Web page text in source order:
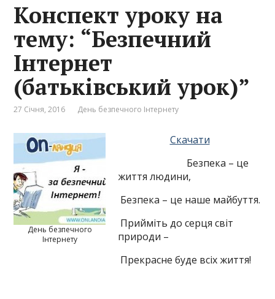
Конспект уроку на
тему: “Безпечний
Інтернет
(батьківський урок)”
27 Січня, 2016 День безпечного Інтернету
День безпечного
Інтернету
Скачати
Безпека – це
життя людини,
Безпека – це наше майбуття.
Прийміть до серця світ
природи –
Прекрасне буде всіх життя!